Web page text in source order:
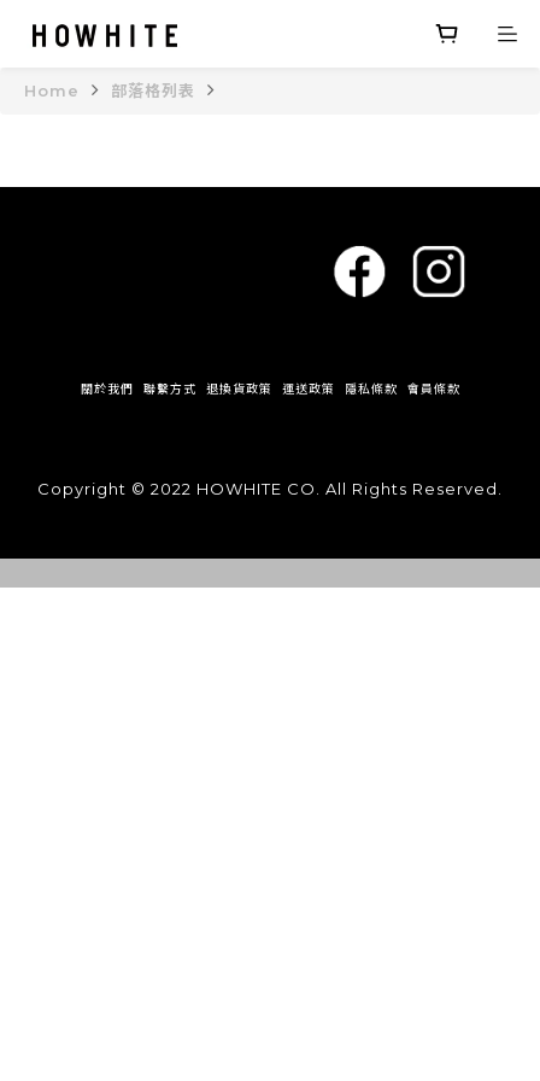
Home 部落格列表
關於我們 聯繫方式 退換貨政策 運送政策 隱私條款 會員條款
Copyright © 2022 HOWHITE CO. All Rights Reserved.